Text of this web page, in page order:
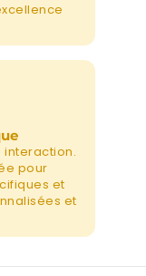
interaction.
pour
et
et